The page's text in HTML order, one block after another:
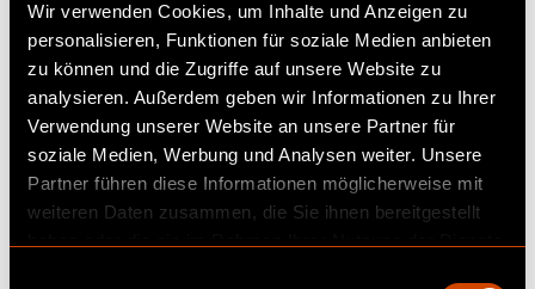
Wir verwenden Cookies, um Inhalte und Anzeigen zu
personalisieren, Funktionen für soziale Medien anbieten
zu können und die Zugriffe auf unsere Website zu
analysieren. Außerdem geben wir Informationen zu Ihrer
Verwendung unserer Website an unsere Partner für
soziale Medien, Werbung und Analysen weiter. Unsere
Partner führen diese Informationen möglicherweise mit
weiteren Daten zusammen, die Sie ihnen bereitgestellt
rollt die neue Lösung in 26 Ländern aus.
Mehr auf commercetools.com